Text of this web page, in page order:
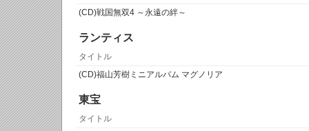
(CD)戦国無双4 ～永遠の絆～
ランティス
タイトル
(CD)福山芳樹ミニアルバム マグノリア
東宝
タイトル